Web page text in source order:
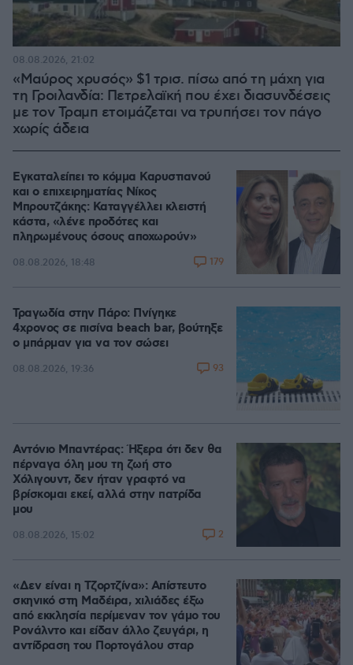
«Μαύρος χρυσός» $1 τρισ. πίσω από τη μάχη για
τη Γροιλανδία: Πετρελαϊκή που έχει διασυνδέσεις
με τον Τραμπ ετοιμάζεται να τρυπήσει τον πάγο
χωρίς άδεια
08.08.2026, 21:02
Εγκαταλείπει το κόμμα Καρυστιανού
και ο επιχειρηματίας Νίκος
Μπρουτζάκης: Καταγγέλλει κλειστή
κάστα, «λένε προδότες και
πληρωμένους όσους αποχωρούν»
08.08.2026, 18:48 179
Τραγωδία στην Πάρο: Πνίγηκε
4χρονος σε πισίνα beach bar, βούτηξε
ο μπάρμαν για να τον σώσει
08.08.2026, 19:36 93
Αντόνιο Μπαντέρας: Ήξερα ότι δεν θα
πέρναγα όλη μου τη ζωή στο
Χόλιγουντ, δεν ήταν γραφτό να
βρίσκομαι εκεί, αλλά στην πατρίδα
μου
08.08.2026, 15:02 2
«Δεν είναι η Τζορτζίνα»: Απίστευτο
σκηνικό στη Μαδέιρα, χιλιάδες έξω
από εκκλησία περίμεναν τον γάμο του
Ρονάλντο και είδαν άλλο ζευγάρι, η
αντίδραση του Πορτογάλου σταρ